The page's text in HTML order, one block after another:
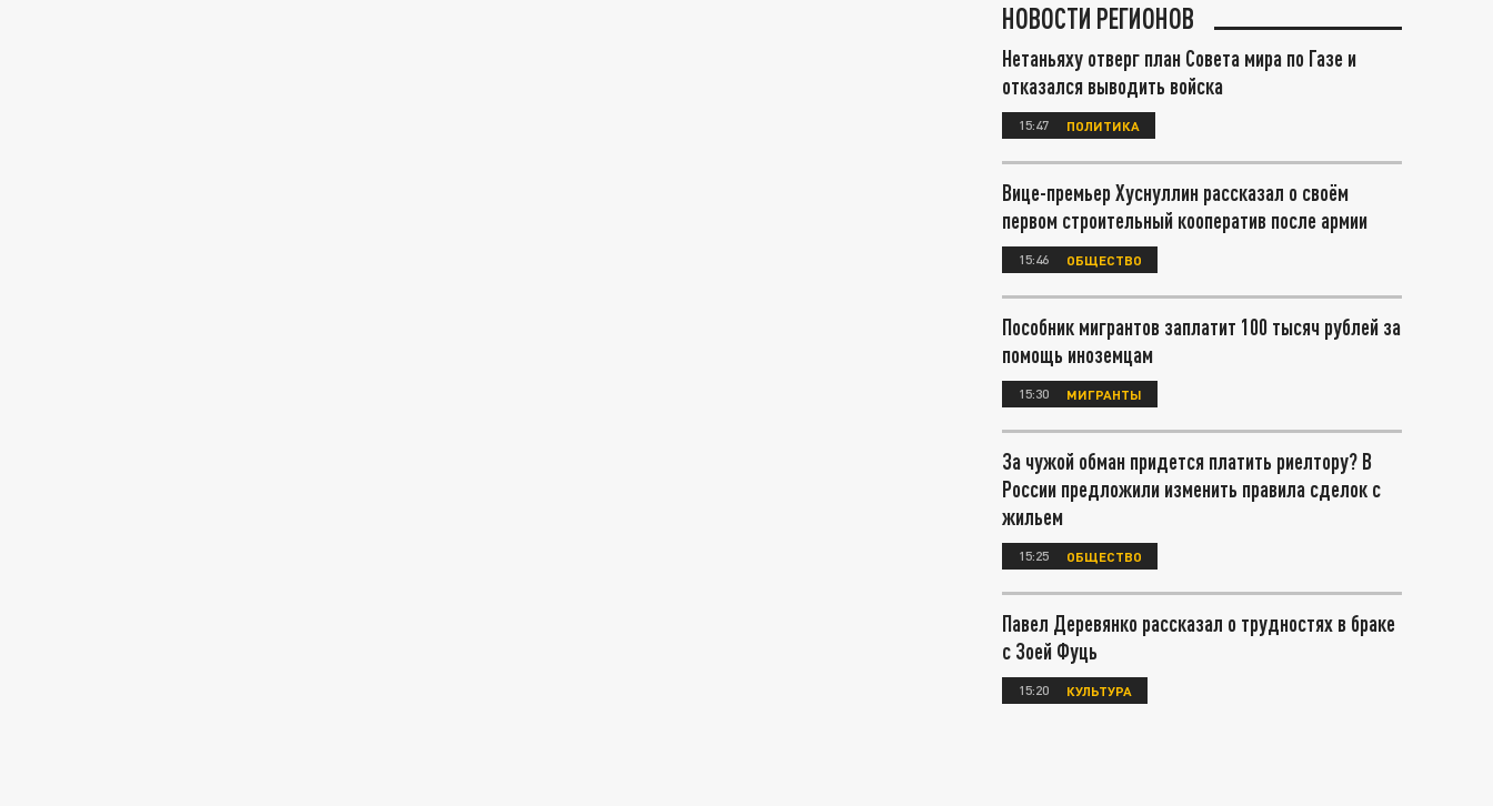
НОВОСТИ РЕГИОНОВ
Нетаньяху отверг план Совета мира по Газе и
отказался выводить войска
15:47 ПОЛИТИКА
Вице-премьер Хуснуллин рассказал о своём
первом строительный кооператив после армии
15:46 ОБЩЕСТВО
Пособник мигрантов заплатит 100 тысяч рублей за
помощь иноземцам
15:30 МИГРАНТЫ
За чужой обман придется платить риелтору? В
России предложили изменить правила сделок с
жильем
15:25 ОБЩЕСТВО
Павел Деревянко рассказал о трудностях в браке
с Зоей Фуць
15:20 КУЛЬТУРА